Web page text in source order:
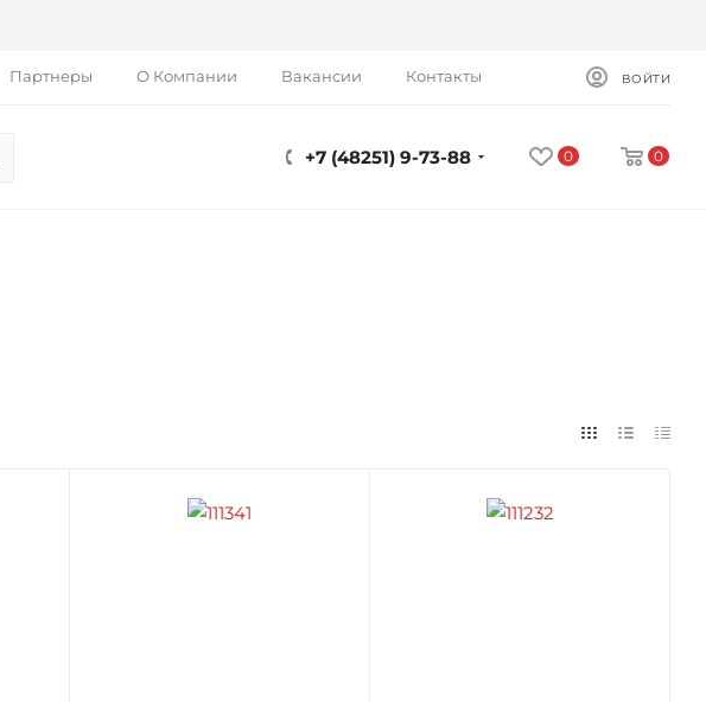
Партнеры О Компании Вакансии Контакты ВОЙТИ
0 0
+7 (48251) 9-73-88